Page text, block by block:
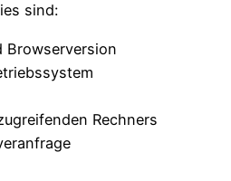
sind:
Browserversion
Rechners